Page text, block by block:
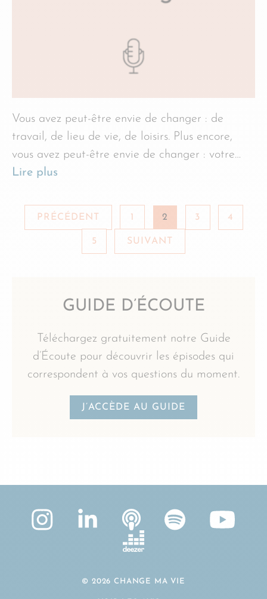
Vous avez peut-être envie de changer : de
travail, de lieu de vie, de loisirs. Plus encore,
vous avez peut-être envie de changer : votre…
Lire plus
PRÉCÉDENT 1 2 3 4
5 SUIVANT
GUIDE D’ÉCOUTE
Téléchargez gratuitement notre Guide
d’Écoute pour découvrir les épisodes qui
correspondent à vos questions du moment.
J’ACCÈDE AU GUIDE
© 2026 CHANGE MA VIE